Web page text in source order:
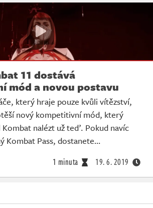
11 dostává
mód a novou postavu
který hraje pouze kvůli vítězství,
nový kompetitivní mód, který
nalézt už teď. Pokud navíc
Kombat Pass, dostanete…
1 minuta 19. 6. 2019